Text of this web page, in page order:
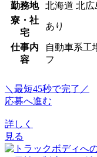
勤務地
北海道 北広
寮・社
宅
あり
仕事内
容
自動車系工
フ
＼最短45秒で完了／
応募へ進む
詳しく
見る